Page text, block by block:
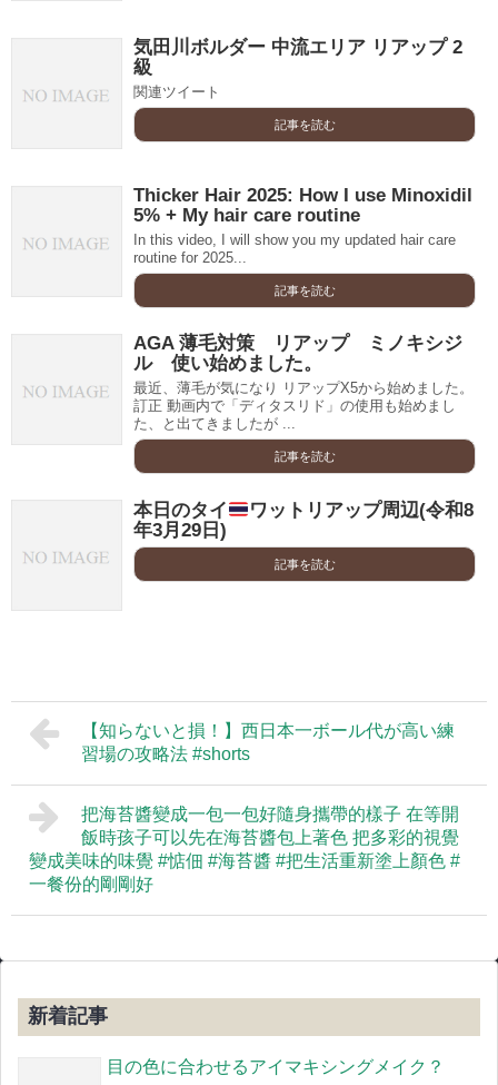
気田川ボルダー 中流エリア リアップ 2
級
関連ツイート
記事を読む
Thicker Hair 2025: How I use Minoxidil
5% + My hair care routine
In this video, I will show you my updated hair care
routine for 2025...
記事を読む
AGA 薄毛対策 リアップ ミノキシジ
ル 使い始めました。
最近、薄毛が気になり リアップX5から始めました。
訂正 動画内で「ディタスリド」の使用も始めまし
た、と出てきましたが ...
記事を読む
本日のタイ
ワットリアップ周辺(令和8
年3月29日)
記事を読む
【知らないと損！】西日本一ボール代が高い練
習場の攻略法 #shorts
把海苔醬變成一包一包好隨身攜帶的樣子 在等開
飯時孩子可以先在海苔醬包上著色 把多彩的視覺
變成美味的味覺 #惦佃 #海苔醬 #把生活重新塗上顏色 #
一餐份的剛剛好
新着記事
目の色に合わせるアイマキシングメイク？